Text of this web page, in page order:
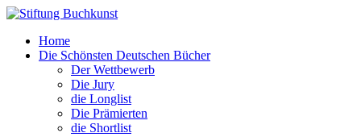
Home
Die Schönsten Deutschen Bücher
Der Wettbewerb
Die Jury
die Longlist
Die Prämierten
die Shortlist